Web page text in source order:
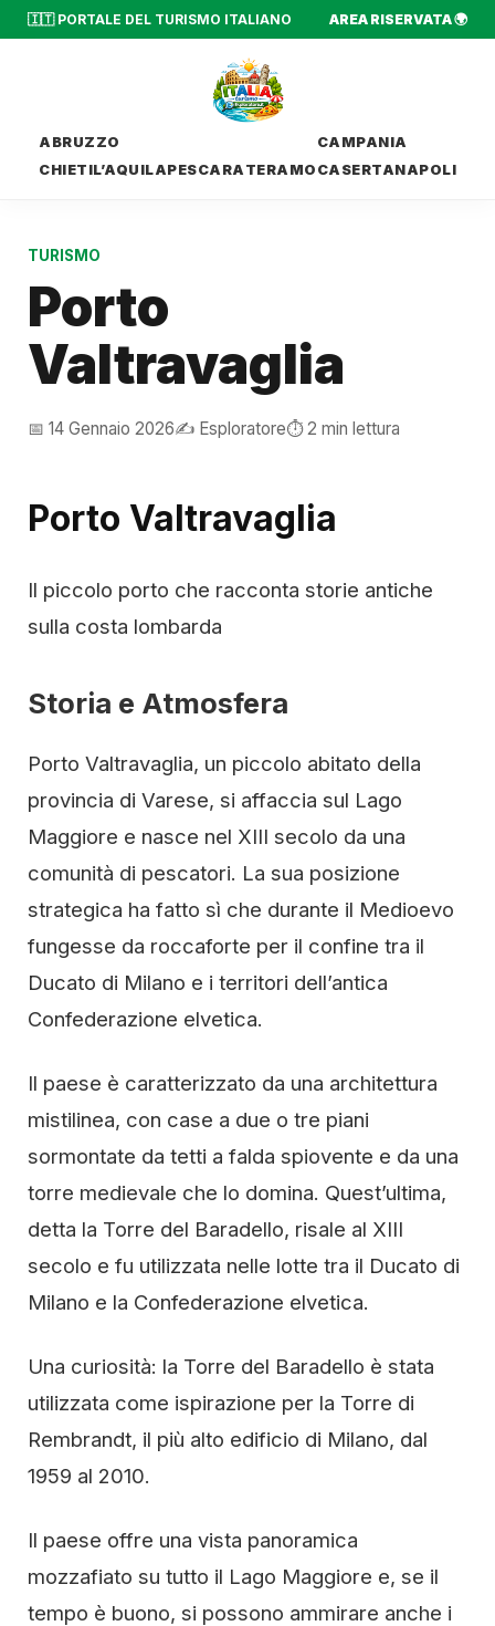
🇮🇹 PORTALE DEL TURISMO ITALIANO AREA RISERVATA 🌍
ABRUZZO
CHIETIL’AQUILAPESCARA TERAMO
CAMPANIA
CASERTANAPOLI
TURISMO
Porto
Valtravaglia
📅 14 Gennaio 2026✍️ Esploratore⏱️ 2 min lettura
Porto Valtravaglia
Il piccolo porto che racconta storie antiche
sulla costa lombarda
Storia e Atmosfera
Porto Valtravaglia, un piccolo abitato della
provincia di Varese, si affaccia sul Lago
Maggiore e nasce nel XIII secolo da una
comunità di pescatori. La sua posizione
strategica ha fatto sì che durante il Medioevo
fungesse da roccaforte per il confine tra il
Ducato di Milano e i territori dell’antica
Confederazione elvetica.
Il paese è caratterizzato da una architettura
mistilinea, con case a due o tre piani
sormontate da tetti a falda spiovente e da una
torre medievale che lo domina. Quest’ultima,
detta la Torre del Baradello, risale al XIII
secolo e fu utilizzata nelle lotte tra il Ducato di
Milano e la Confederazione elvetica.
Una curiosità: la Torre del Baradello è stata
utilizzata come ispirazione per la Torre di
Rembrandt, il più alto edificio di Milano, dal
1959 al 2010.
Il paese offre una vista panoramica
mozzafiato su tutto il Lago Maggiore e, se il
tempo è buono, si possono ammirare anche i